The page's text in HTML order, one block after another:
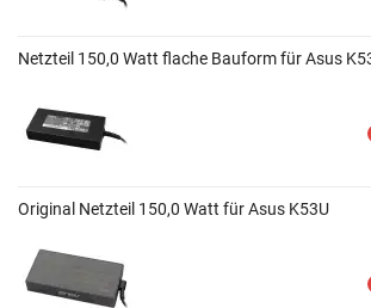
Netzteil 150,0 Watt flache Bauform für Asus
Original Netzteil 150,0 Watt für Asus K53U